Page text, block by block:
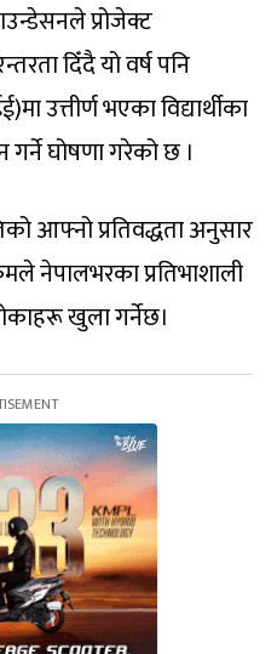
प्रोजेक्ट
दिँदै यो वर्ष पनि
उत्तीर्ण भएका विद्यार्थीका
गर्ने घोषणा गरेको छ ।
आफ्नो प्रतिवद्धता अनुसार
नेपालभरका प्रतिभाशाली
खुला गर्नेछ।